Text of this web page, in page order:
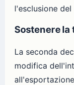
l'esclusione
Sostenere
La seconda
modifica